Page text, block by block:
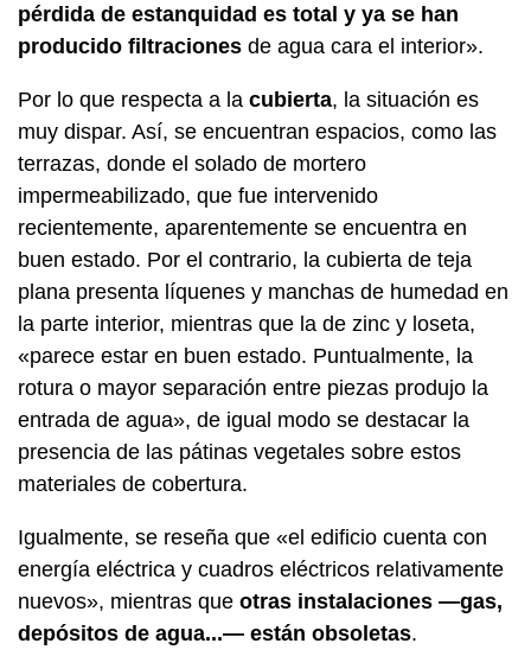
pérdida de estanquidad es total y ya se han
producido filtraciones de agua cara el interior».
Por lo que respecta a la cubierta, la situación es
muy dispar. Así, se encuentran espacios, como las
terrazas, donde el solado de mortero
impermeabilizado, que fue intervenido
recientemente, aparentemente se encuentra en
buen estado. Por el contrario, la cubierta de teja
plana presenta líquenes y manchas de humedad en
la parte interior, mientras que la de zinc y loseta,
«parece estar en buen estado. Puntualmente, la
rotura o mayor separación entre piezas produjo la
entrada de agua», de igual modo se destacar la
presencia de las pátinas vegetales sobre estos
materiales de cobertura.
Igualmente, se reseña que «el edificio cuenta con
energía eléctrica y cuadros eléctricos relativamente
nuevos», mientras que otras instalaciones —gas,
depósitos de agua...— están obsoletas.